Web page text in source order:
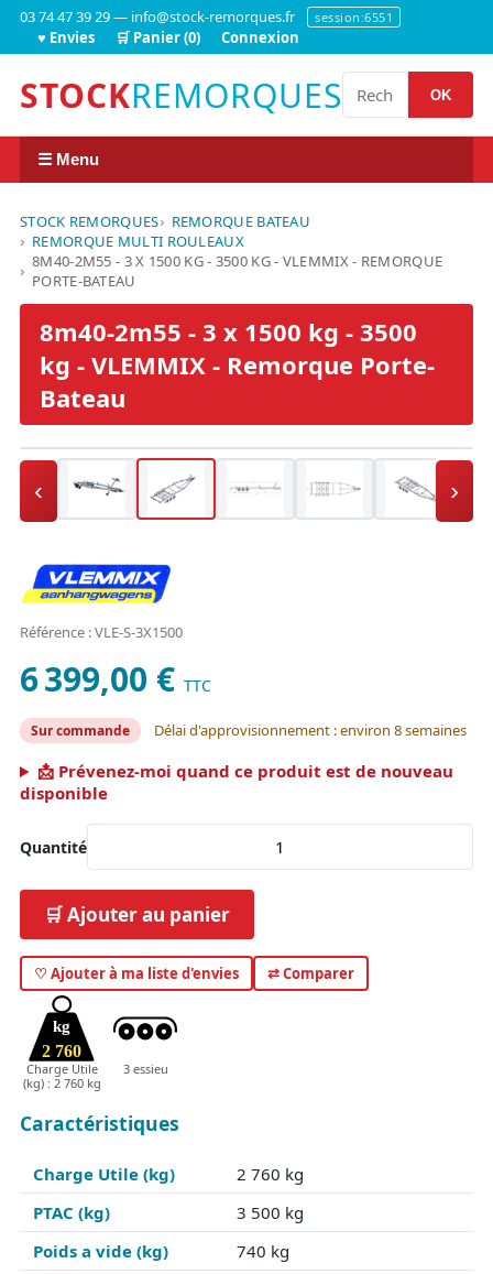
03 74 47 39 29 — info@stock-remorques.fr session:6551
♥ Envies 🛒 Panier (0) Connexion
STOCKREMORQUES OK
☰ Menu
STOCK REMORQUES
REMORQUE BATEAU
REMORQUE MULTI ROULEAUX
8M40-2M55 - 3 X 1500 KG - 3500 KG - VLEMMIX - REMORQUE
PORTE-BATEAU
8m40-2m55 - 3 x 1500 kg - 3500
kg - VLEMMIX - Remorque Porte-
Bateau
‹ ›
Référence : VLE-S-3X1500
6 399,00 € TTC
Sur commande Délai d'approvisionnement : environ 8 semaines
📩 Prévenez-moi quand ce produit est de nouveau
disponible
Quantité
🛒 Ajouter au panier
♡ Ajouter à ma liste d'envies ⇄ Comparer
2 760
kg
Charge Utile
(kg) : 2 760 kg
3 essieu
Caractéristiques
Charge Utile (kg)
2 760 kg
PTAC (kg)
3 500 kg
Poids a vide (kg)
740 kg